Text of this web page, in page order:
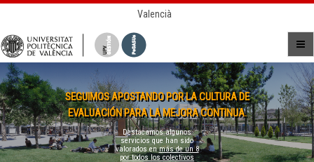
Valencià
SEGUIMOS APOSTANDO POR LA CULTURA DE
EVALUACIÓN PARA LA MEJORA CONTINUA.
Destacamos algunos
servicios que han sido
valorados enmás de un 8
por todos los colectivos